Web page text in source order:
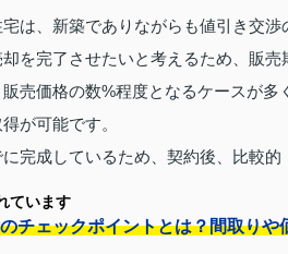
は、新築でありながらも値引き交渉
を完了させたいと考えるため、販
売価格の数%程度となるケースが
が可能です。
完成しているため、契約後、比較
ています
チェックポイントとは？間取りや